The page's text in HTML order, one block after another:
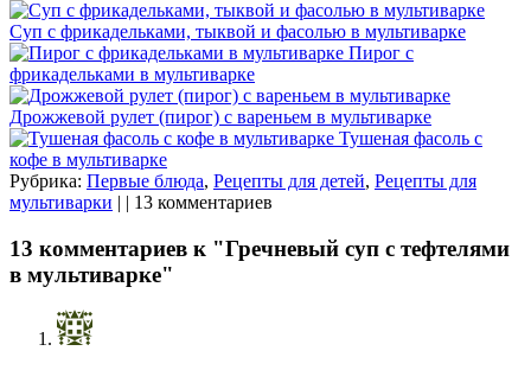
Суп с фрикадельками, тыквой и фасолью в мультиварке
Пирог с
фрикадельками в мультиварке
Дрожжевой рулет (пирог) с вареньем в мультиварке
Тушеная фасоль с
кофе в мультиварке
Рубрика: Первые блюда, Рецепты для детей, Рецепты для
мультиварки | | 13 комментариев
13 комментариев к "Гречневый суп с тефтелями
в мультиварке"